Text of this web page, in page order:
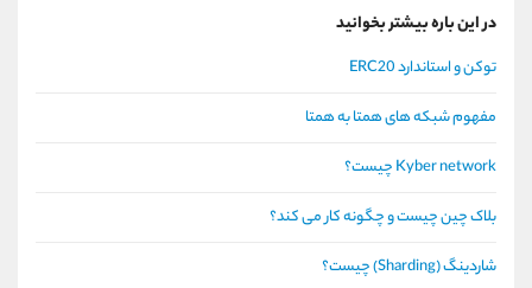
در این باره بیشتر بخوانید
توکن و استاندارد ERC20
مفهوم شبکه های همتا به همتا
Kyber network چیست؟
بلاک چین چیست و چگونه کار می کند؟
شاردینگ (Sharding) چیست؟